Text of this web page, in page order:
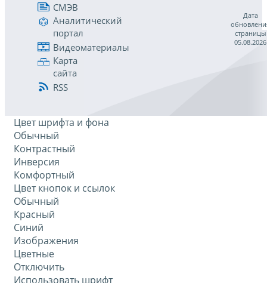
СМЭВ
Аналитический
портал
Видеоматериалы
Карта
сайта
RSS
Дата
страницы
05.08.2026
Цвет шрифта и фона
Обычный
Контрастный
Инверсия
Комфортный
Цвет кнопок и ссылок
Обычный
Красный
Синий
Изображения
Цветные
Отключить
Использовать шрифт